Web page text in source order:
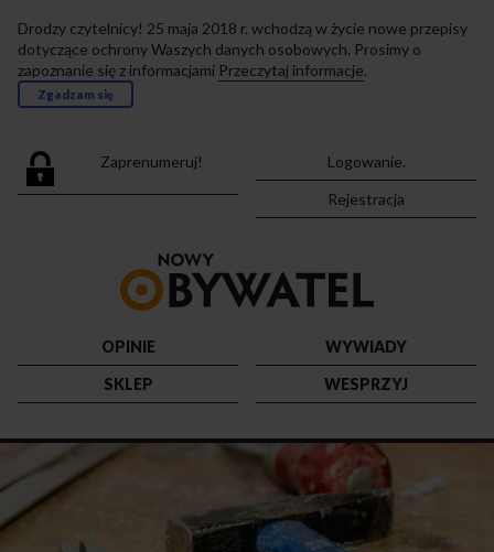
Drodzy czytelnicy! 25 maja 2018 r. wchodzą w życie nowe przepisy
dotyczące ochrony Waszych danych osobowych. Prosimy o
zapoznanie się z informacjami Przeczytaj informacje.
Zgadzam się
Zaprenumeruj!
Logowanie.
Rejestracja
strony
OPINIE
WYWIADY
SKLEP
WESPRZYJ